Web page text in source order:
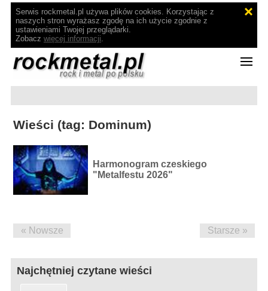
Serwis rockmetal.pl używa plików cookies. Korzystając z
naszych stron wyrażasz zgodę na ich użycie zgodnie z
ustawieniami Twojej przeglądarki.
Zobacz więcej informacji.
Wieści (tag: Dominum)
Harmonogram czeskiego
"Metalfestu 2026"
« Nowsze Starsze »
Najchętniej czytane wieści